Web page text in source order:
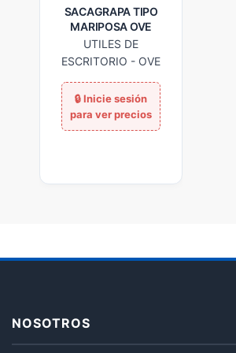
SACAGRAPA TIPO
MARIPOSA OVE
UTILES DE
ESCRITORIO - OVE
NOSOTROS